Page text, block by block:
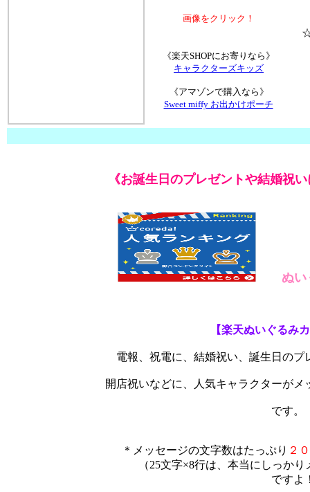
☆
画像をクリック！
《楽天SHOPにお寄りなら》
キャラクターズキッズ
《アマゾンで購入なら》
Sweet miffy お出かけポーチ
《お誕生日のプレゼントや結婚祝
ぬい
【楽天ぬいぐるみ
電報、祝電に、結婚祝い、誕生日のプ
開店祝いなどに、人気キャラクターがメ
です。
＊メッセージの文字数はたっぷり ２
（25文字×8行は、本当にしっかり
ですよ